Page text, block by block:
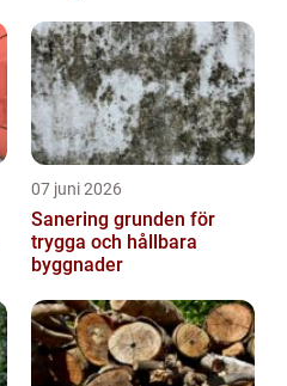
07 juni 2026
Sanering grunden för
trygga och hållbara
byggnader